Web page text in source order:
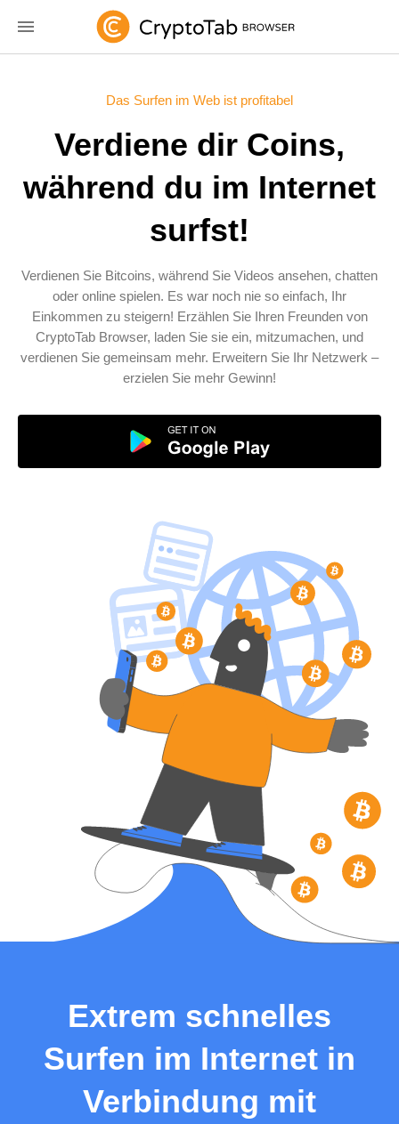
Das Surfen im Web ist profitabel
Verdiene dir Coins,
während du im Internet
surfst!
Verdienen Sie Bitcoins, während Sie Videos ansehen, chatten
oder online spielen. Es war noch nie so einfach, Ihr
Einkommen zu steigern! Erzählen Sie Ihren Freunden von
CryptoTab Browser, laden Sie sie ein, mitzumachen, und
verdienen Sie gemeinsam mehr. Erweitern Sie Ihr Netzwerk –
erzielen Sie mehr Gewinn!
Extrem schnelles
Surfen im Internet in
Verbindung mit